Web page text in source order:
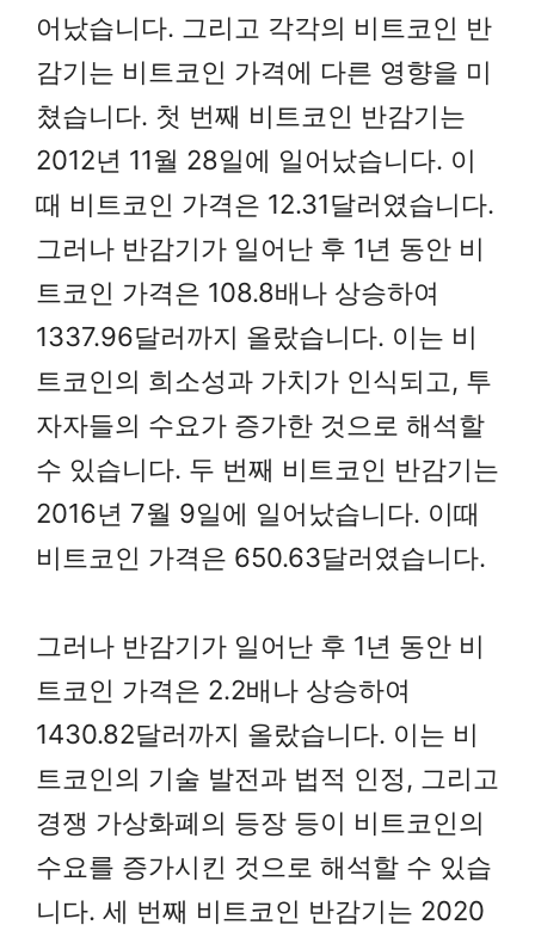
어났습니다. 그리고 각각의 비트코인 반
감기는 비트코인 가격에 다른 영향을 미
쳤습니다. 첫 번째 비트코인 반감기는
2012년 11월 28일에 일어났습니다. 이
때 비트코인 가격은 12.31달러였습니다.
그러나 반감기가 일어난 후 1년 동안 비
트코인 가격은 108.8배나 상승하여
1337.96달러까지 올랐습니다. 이는 비
트코인의 희소성과 가치가 인식되고, 투
자자들의 수요가 증가한 것으로 해석할
수 있습니다. 두 번째 비트코인 반감기는
2016년 7월 9일에 일어났습니다. 이때
비트코인 가격은 650.63달러였습니다.
그러나 반감기가 일어난 후 1년 동안 비
트코인 가격은 2.2배나 상승하여
1430.82달러까지 올랐습니다. 이는 비
트코인의 기술 발전과 법적 인정, 그리고
경쟁 가상화폐의 등장 등이 비트코인의
수요를 증가시킨 것으로 해석할 수 있습
니다. 세 번째 비트코인 반감기는 2020